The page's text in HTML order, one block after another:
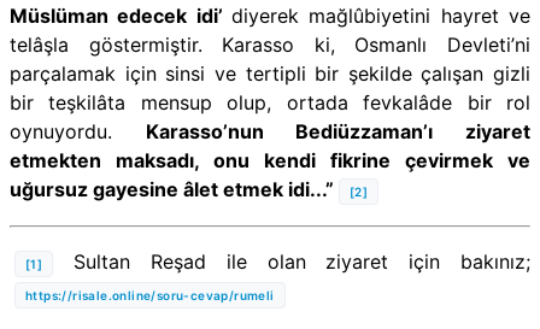
Müslüman edecek idi’ diyerek mağlûbiyetini hayret ve
telâşla göstermiştir. Karasso ki, Osmanlı Devleti’ni
parçalamak için sinsi ve tertipli bir şekilde çalışan gizli
bir teşkilâta mensup olup, ortada fevkalâde bir rol
oynuyordu. Karasso’nun Bediüzzaman’ı ziyaret
etmekten maksadı, onu kendi fikrine çevirmek ve
uğursuz gayesine âlet etmek idi...”
[2]
[1] Sultan Reşad ile olan ziyaret için bakınız;
https://risale.online/soru-cevap/rumeli